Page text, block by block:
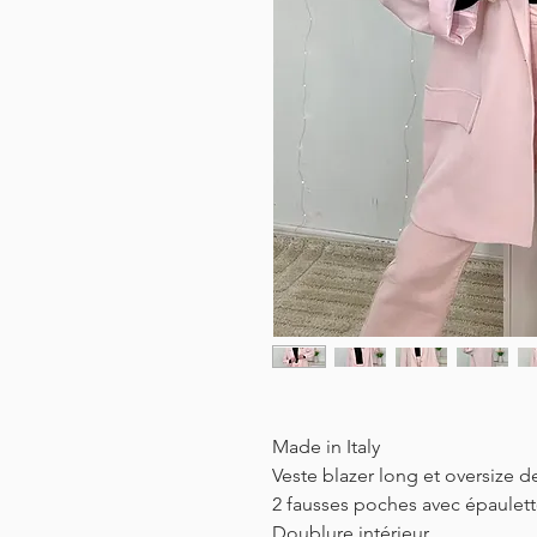
Made in Italy
Veste blazer long et oversize
2 fausses poches avec
Doublure intérieur